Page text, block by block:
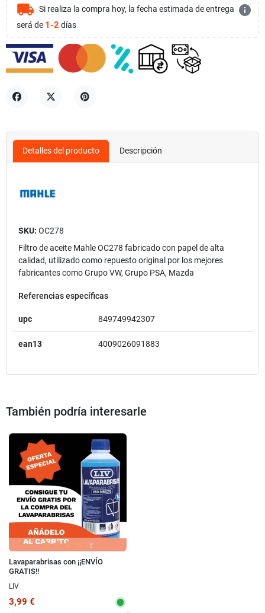
local_shipping Si realiza la compra hoy, la fecha estimada de entrega
será de 1-2 días
info
Detalles del producto Descripción
SKU: OC278
Filtro de aceite Mahle OC278 fabricado con papel de alta
calidad, utilizado como repuesto original por los mejores
fabricantes como Grupo VW, Grupo PSA, Mazda
Referencias específicas
upc 849749942307
ean13 4009026091883
También podría interesarle
Lavaparabrisas con ¡¡ENVÍO
GRATIS!!
LIV
3,99 €